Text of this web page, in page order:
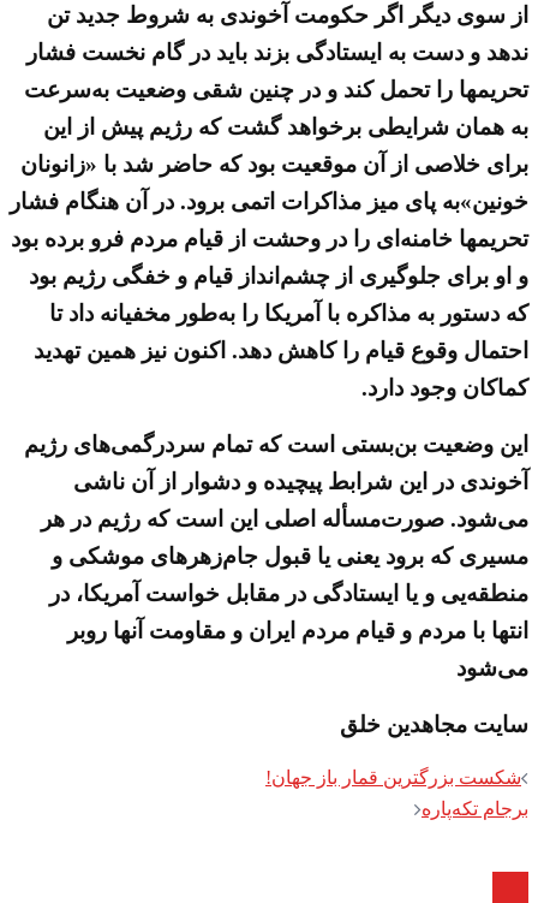
از سوی دیگر اگر حکومت آخوندی به شروط جدید تن
ندهد و دست به ایستادگی بزند باید در گام نخست فشار
تحریمها را تحمل کند و در چنین شقی وضعیت به‌سرعت
به همان شرایطی برخواهد گشت که رژیم پیش از این
برای خلاصی از آن موقعیت بود که حاضر شد با «زانونان
خونین»‌به پای میز مذاکرات اتمی برود. در آن هنگام فشار
تحریمها خامنه‌ای را در وحشت از قیام مردم فرو برده بود
و او برای جلوگیری از چشم‌انداز قیام و خفگی رژیم بود
که دستور به مذاکره با آمریکا را به‌طور مخفیانه داد تا
احتمال وقوع قیام را کاهش دهد. اکنون نیز همین تهدید
کماکان وجود دارد.
این وضعیت بن‌بستی است که تمام سردرگمی‌های رژیم
آخوندی در این شرابط پیچیده و دشوار از آن ناشی
می‌شود. صورت‌مسأله اصلی این است که رژیم در هر
مسیری که برود یعنی یا قبول جام‌زهرهای موشکی و
منطقه‌یی و یا ایستادگی در مقابل خواست آمریکا، در
انتها با مردم و قیام مردم ایران و مقاومت آنها روبر
می‌شود
سایت مجاهدین خلق
Post
navigation
شکست بزرگترین قمار باز جهان!
برجام تکه‌پاره